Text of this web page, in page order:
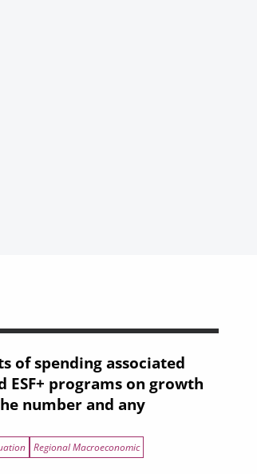
of spending associated
ESF+ programs on growth
number and any
Regional Macroeconomic